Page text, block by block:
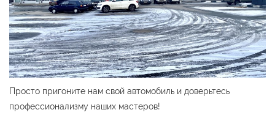
Просто пригоните нам свой автомобиль и доверьтесь
профессионализму наших мастеров!